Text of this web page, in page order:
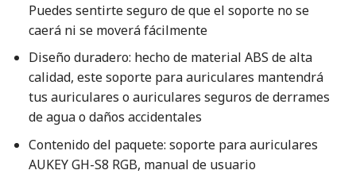
Puedes sentirte seguro de que el soporte no se
caerá ni se moverá fácilmente
Diseño duradero: hecho de material ABS de alta
calidad, este soporte para auriculares mantendrá
tus auriculares o auriculares seguros de derrames
de agua o daños accidentales
Contenido del paquete: soporte para auriculares
AUKEY GH-S8 RGB, manual de usuario